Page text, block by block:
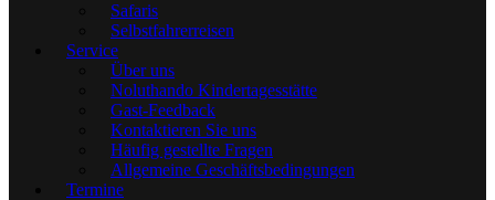
Safaris
Selbstfahrerreisen
Service
Über uns
Noluthando Kindertagesstätte
Gast-Feedback
Kontaktieren Sie uns
Häufig gestellte Fragen
Allgemeine Geschäftsbedingungen
Termine